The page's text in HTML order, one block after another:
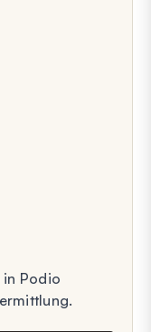
in Podio